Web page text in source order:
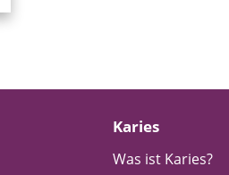
Karies
Was ist Karies?